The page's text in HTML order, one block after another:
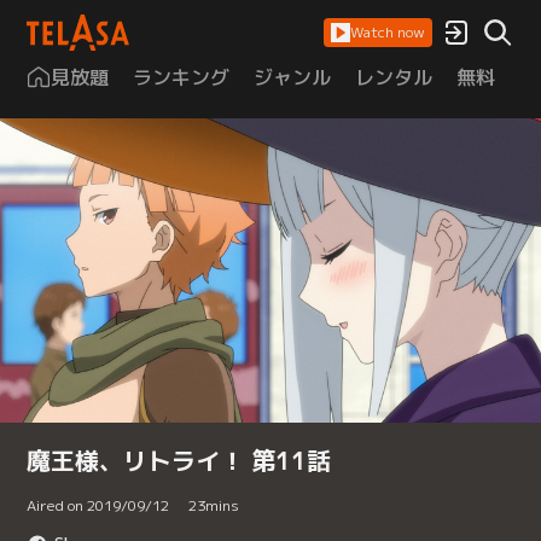
Watch now
見放題 ランキング ジャンル レンタル 無料
魔王様、リトライ！ 第11話
Aired on 2019/09/12 23mins